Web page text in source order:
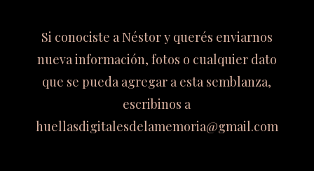
Si conociste a Néstor y querés enviarnos
nueva información, fotos o cualquier dato
que se pueda agregar a esta semblanza,
escribinos a
huellasdigitalesdelamemoria@gmail.com